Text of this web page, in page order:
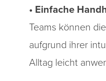
• Einfache
Teams können
aufgrund ihrer
Alltag leicht